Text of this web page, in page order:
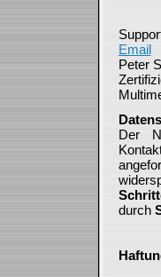
Email
Peter
Der
durch